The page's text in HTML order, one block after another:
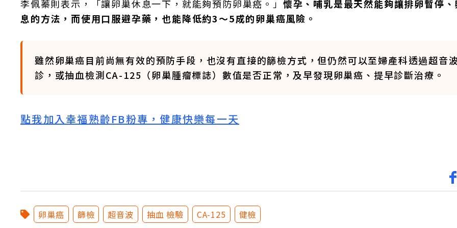
李佩蓁則表示，「讓卵巢休息一下，就能夠預防卵巢癌。」 懷孕、哺乳是最天然能夠讓排卵暫停、
息的方法，而使用口服避孕藥，也能降低約3～5成的卵巢癌風險。
雖然卵巢癌目前尚無有效的預防手段，也沒有直接的篩檢方式，但仍然可以至婦產科透過超音
診，或抽血檢測CA-125（卵巢腫瘤標誌）數值是否正常，及早發現卵巢癌、提早診斷治療。
點我加入幸福熟齡FB粉專，健康快樂每一天
卵巢癌 篩檢 超音波 抽血 檢驗 CA-125 健檢